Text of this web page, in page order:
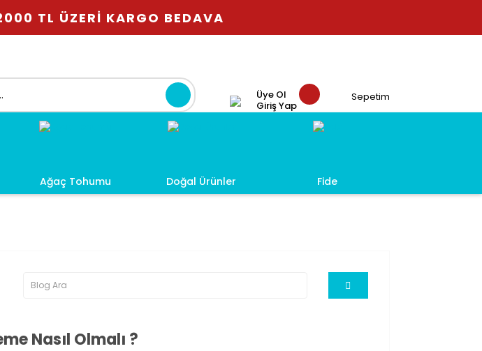
TL ÜZERİ KARGO BEDAVA
Üye Ol
Giriş Yap
Sepetim
Ağaç Tohumu Doğal Ürünler Fide
Nasıl Olmalı ?